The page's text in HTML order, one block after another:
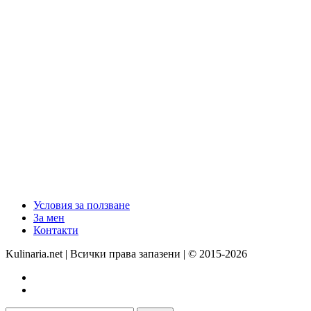
Условия за ползване
За мен
Контакти
Kulinaria.net | Всички права запазени | © 2015-2026